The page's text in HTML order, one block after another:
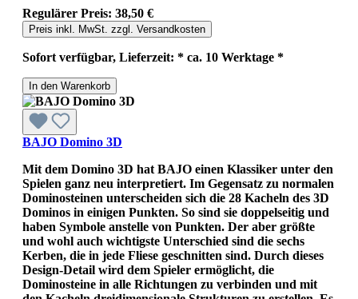
Regulärer Preis: 38,50 €
Preis inkl. MwSt. zzgl. Versandkosten
Sofort verfügbar, Lieferzeit: * ca. 10 Werktage *
In den Warenkorb
BAJO Domino 3D
Mit dem Domino 3D hat BAJO einen Klassiker unter den
Spielen ganz neu interpretiert. Im Gegensatz zu normalen
Dominosteinen unterscheiden sich die 28 Kacheln des 3D
Dominos in einigen Punkten. So sind sie doppelseitig und
haben Symbole anstelle von Punkten. Der aber größte
und wohl auch wichtigste Unterschied sind die sechs
Kerben, die in jede Fliese geschnitten sind. Durch dieses
Design-Detail wird dem Spieler ermöglicht, die
Dominosteine in alle Richtungen zu verbinden und mit